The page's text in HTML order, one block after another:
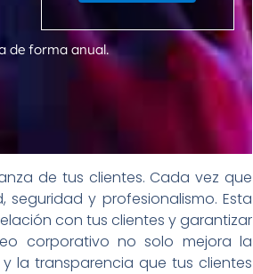
de forma anual.
de tus clientes. Cada vez que
y profesionalismo. Esta
con tus clientes y garantizar
corporativo no solo mejora la
la transparencia que tus clientes